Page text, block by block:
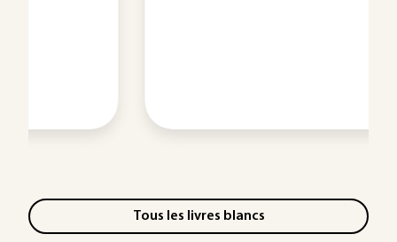
Tous les livres blancs